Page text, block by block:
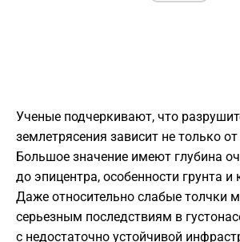
Ученые подчеркивают, что
землетрясения зависит не только
Большое значение имеют глубина
до эпицентра, особенности грунта и
Даже относительно слабые толчки
серьезным последствиям в
с недостаточно устойчивой